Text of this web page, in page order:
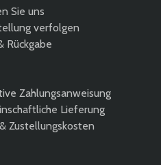
Sie uns
verfolgen
Rückgabe
Zahlungsanweisung
Lieferung
Zustellungskosten